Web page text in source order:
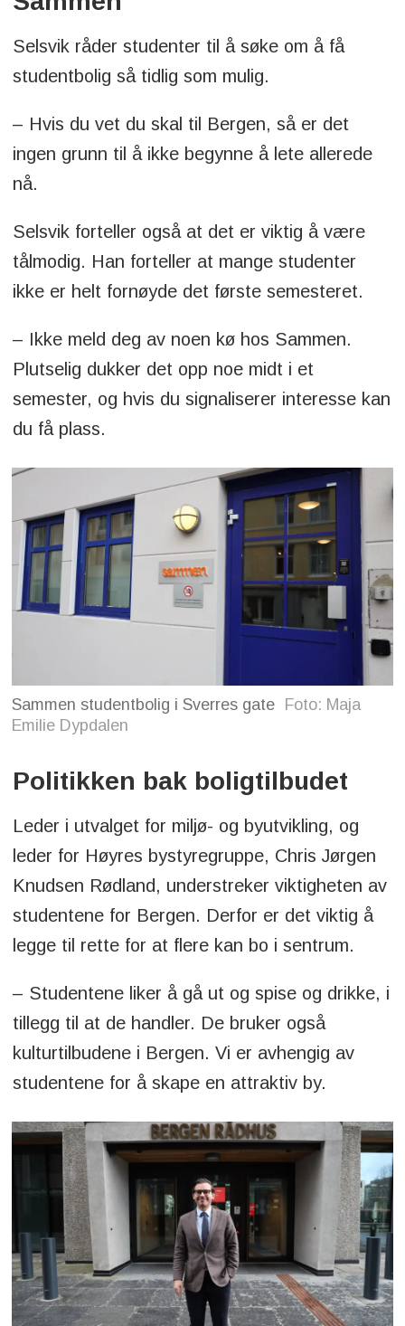
Selsvik råder studenter til å søke om å få
studentbolig så tidlig som mulig.
– Hvis du vet du skal til Bergen, så er det
ingen grunn til å ikke begynne å lete allerede
nå.
Selsvik forteller også at det er viktig å være
tålmodig. Han forteller at mange studenter
ikke er helt fornøyde det første semesteret.
– Ikke meld deg av noen kø hos Sammen.
Plutselig dukker det opp noe midt i et
semester, og hvis du signaliserer interesse kan
du få plass.
Sammen studentbolig i Sverres gate Foto: Maja
Emilie Dypdalen
Politikken bak boligtilbudet
Leder i utvalget for miljø- og byutvikling, og
leder for Høyres bystyregruppe, Chris Jørgen
Knudsen Rødland, understreker viktigheten av
studentene for Bergen. Derfor er det viktig å
legge til rette for at flere kan bo i sentrum.
– Studentene liker å gå ut og spise og drikke, i
tillegg til at de handler. De bruker også
kulturtilbudene i Bergen. Vi er avhengig av
studentene for å skape en attraktiv by.